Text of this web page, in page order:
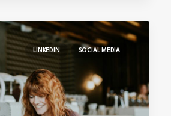
LINKEDIN SOCIAL MEDIA